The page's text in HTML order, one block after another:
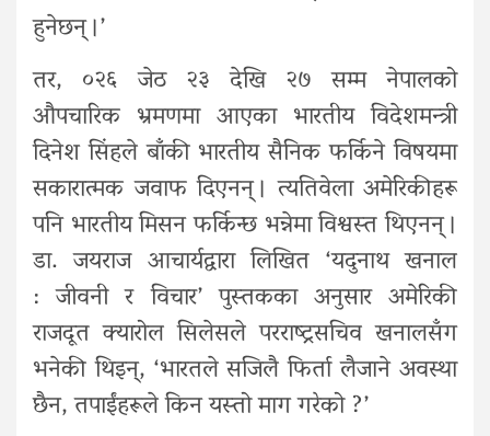
हुनेछन् ।’
तर, ०२६ जेठ २३ देखि २७ सम्म नेपालको
औपचारिक भ्रमणमा आएका भारतीय विदेशमन्त्री
दिनेश सिंहले बाँकी भारतीय सैनिक फर्किने विषयमा
सकारात्मक जवाफ दिएनन् । त्यतिवेला अमेरिकीहरू
पनि भारतीय मिसन फर्किन्छ भन्नेमा विश्वस्त थिएनन् ।
डा. जयराज आचार्यद्वारा लिखित ‘यदुनाथ खनाल
: जीवनी र विचार’ पुस्तकका अनुसार अमेरिकी
राजदूत क्यारोल सिलेसले परराष्ट्रसचिव खनालसँग
भनेकी थिइन्, ‘भारतले सजिलै फिर्ता लैजाने अवस्था
छैन, तपाईंहरूले किन यस्तो माग गरेको ?’